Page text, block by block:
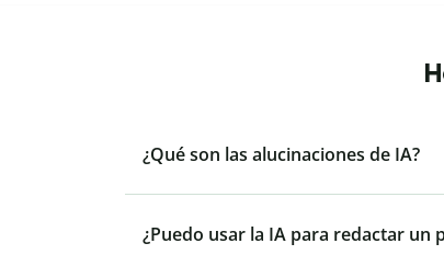
¿Qué son las alucinaciones de IA?
¿Puedo usar la IA para redactar un